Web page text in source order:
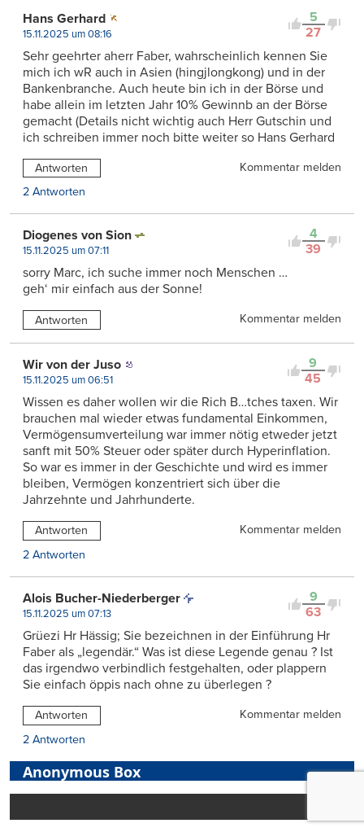
5
27
Hans Gerhard
15.11.2025 um 08:16
Sehr geehrter aherr Faber, wahrscheinlich kennen Sie
mich ich wR auch in Asien (hingjlongkong) und in der
Bankenbranche. Auch heute bin ich in der Börse und
habe allein im letzten Jahr 10% Gewinnb an der Börse
gemacht (Details nicht wichtig auch Herr Gutschin und
ich schreiben immer noch bitte weiter so Hans Gerhard
Antworten
Kommentar melden
2 Antworten
4
39
Diogenes von Sion
15.11.2025 um 07:11
sorry Marc, ich suche immer noch Menschen …
geh‘ mir einfach aus der Sonne!
Antworten Kommentar melden
9
45
Wir von der Juso
15.11.2025 um 06:51
Wissen es daher wollen wir die Rich B…tches taxen. Wir
brauchen mal wieder etwas fundamental Einkommen,
Vermögensumverteilung war immer nötig etweder jetzt
sanft mit 50% Steuer oder später durch Hyperinflation.
So war es immer in der Geschichte und wird es immer
bleiben, Vermögen konzentriert sich über die
Jahrzehnte und Jahrhunderte.
Antworten
Kommentar melden
2 Antworten
9
63
Alois Bucher-Niederberger
15.11.2025 um 07:13
Grüezi Hr Hässig; Sie bezeichnen in der Einführung Hr
Faber als „legendär.“ Was ist diese Legende genau ? Ist
das irgendwo verbindlich festgehalten, oder plappern
Sie einfach öppis nach ohne zu überlegen ?
Antworten
Kommentar melden
2 Antworten
Anonymous Box